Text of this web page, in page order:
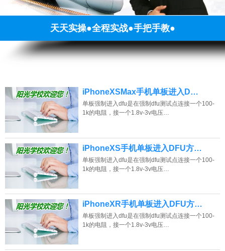
天天实操●全程实战●手把手教●
点击免费咨询电话：13807313137
iPhoneXSMax手机单板进入D…
单板强制进入dfu是在强制dfu测试点连接一个100-
1k的电阻，接一个1.8v-3v电压…
iPhoneXS手机单板进入DFU方…
单板强制进入dfu是在强制dfu测试点连接一个100-
1k的电阻，接一个1.8v-3v电压…
iPhoneXR手机单板进入DFU方…
单板强制进入dfu是在强制dfu测试点连接一个100-
1k的电阻，接一个1.8v-3v电压…